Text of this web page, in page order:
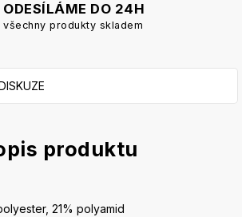
ODESÍLÁME DO 24H
všechny produkty skladem
produktu
21% polyamid